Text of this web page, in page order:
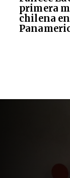
primera
chilena en